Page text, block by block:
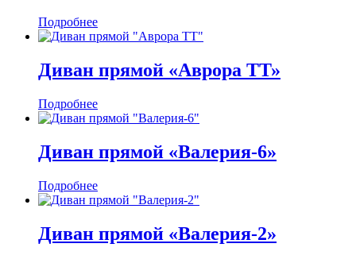
Подробнее
Диван прямой «Аврора ТТ»
Подробнее
Диван прямой «Валерия-6»
Подробнее
Диван прямой «Валерия-2»